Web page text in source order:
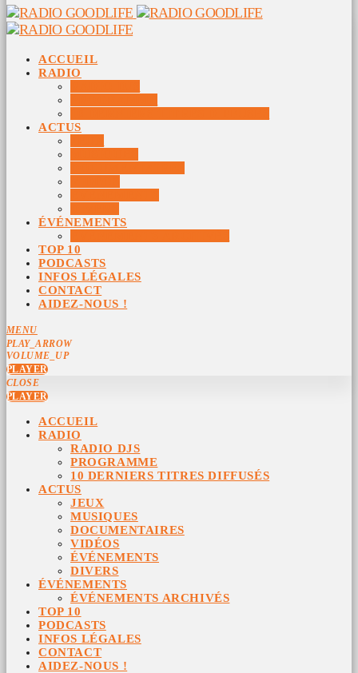
ACCUEIL
RADIO
ACTUS
ÉVÉNEMENTS
TOP 10
PODCASTS
INFOS LÉGALES
CONTACT
AIDEZ-NOUS !
MENU
PLAY_ARROW
VOLUME_UP
PLAYER
CLOSE
PLAYER
ACCUEIL
RADIO
RADIO DJS
PROGRAMME
10 DERNIERS TITRES DIFFUSÉS
ACTUS
JEUX
MUSIQUES
DOCUMENTAIRES
VIDÉOS
ÉVÉNEMENTS
DIVERS
ÉVÉNEMENTS
ÉVÉNEMENTS ARCHIVÉS
TOP 10
PODCASTS
INFOS LÉGALES
CONTACT
AIDEZ-NOUS !